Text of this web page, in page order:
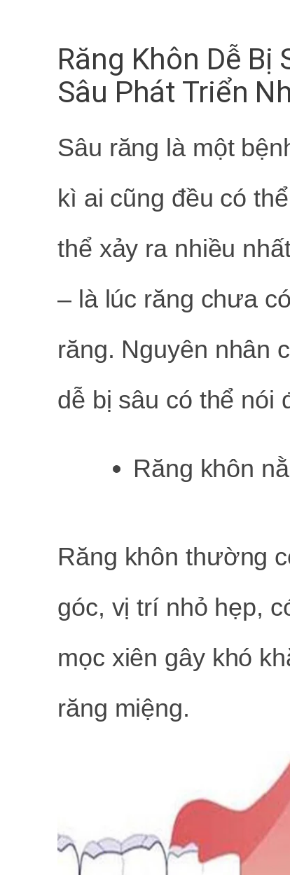
Răng Khôn Dễ Bị
Sâu Phát Triển
Sâu răng là một
kì ai cũng đều có
thể xảy ra nhiều
– là lúc răng chưa
răng. Nguyên nhân
dễ bị sâu có thể nói
Răng khôn
Răng khôn thường
góc, vị trí nhỏ hẹp,
mọc xiên gây khó
răng miệng.